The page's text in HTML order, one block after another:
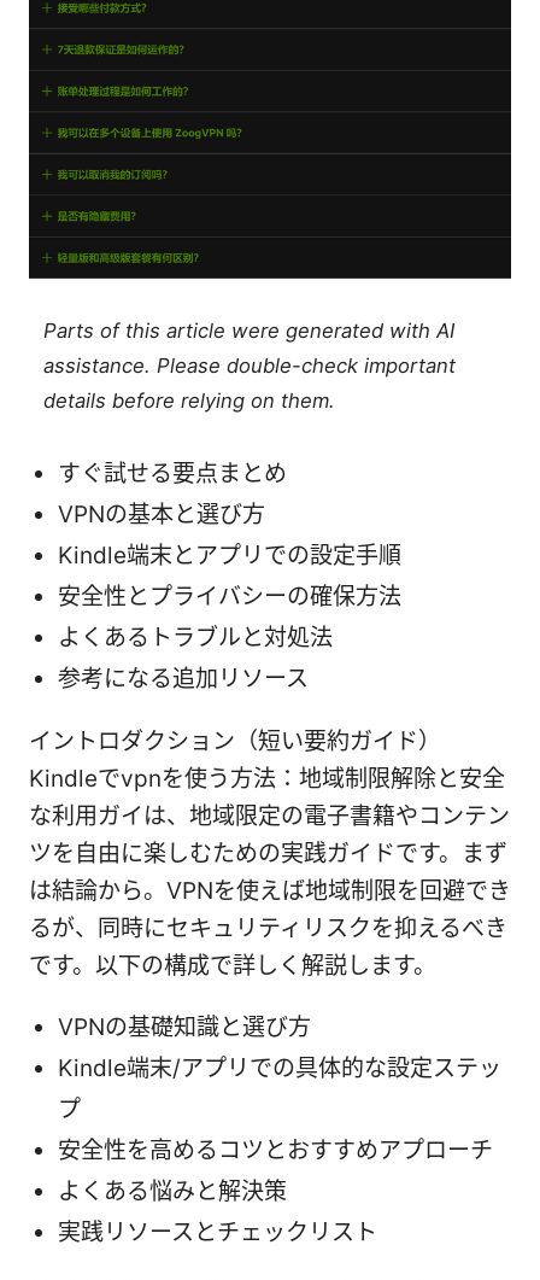
Parts of this article were generated with AI
assistance. Please double-check important
details before relying on them.
すぐ試せる要点まとめ
VPNの基本と選び方
Kindle端末とアプリでの設定手順
安全性とプライバシーの確保方法
よくあるトラブルと対処法
参考になる追加リソース
イントロダクション（短い要約ガイド）
Kindleでvpnを使う方法：地域制限解除と安全
な利用ガイは、地域限定の電子書籍やコンテン
ツを自由に楽しむための実践ガイドです。まず
は結論から。VPNを使えば地域制限を回避でき
るが、同時にセキュリティリスクを抑えるべき
です。以下の構成で詳しく解説します。
VPNの基礎知識と選び方
Kindle端末/アプリでの具体的な設定ステッ
プ
安全性を高めるコツとおすすめアプローチ
よくある悩みと解決策
実践リソースとチェックリスト